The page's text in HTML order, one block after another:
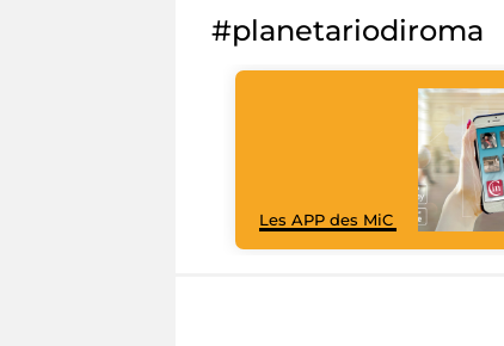
#planetariodiroma
Les APP des MiC